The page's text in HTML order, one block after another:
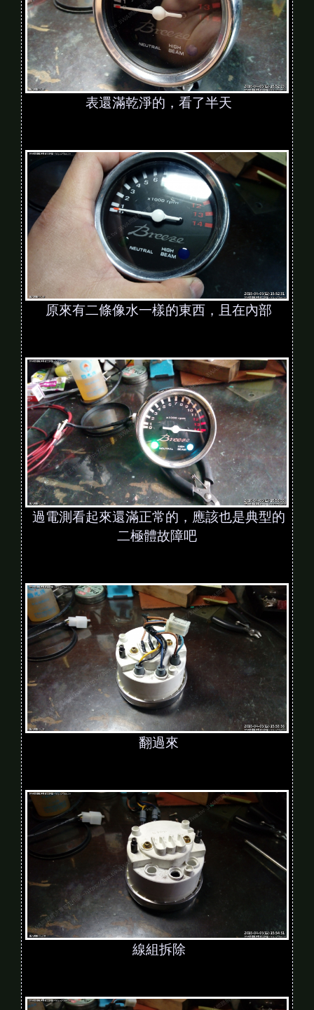
表還滿乾淨的，看了半天
原來有二條像水一樣的東西，且在內部
過電測看起來還滿正常的，應該也是典型的
二極體故障吧
翻過來
線組拆除